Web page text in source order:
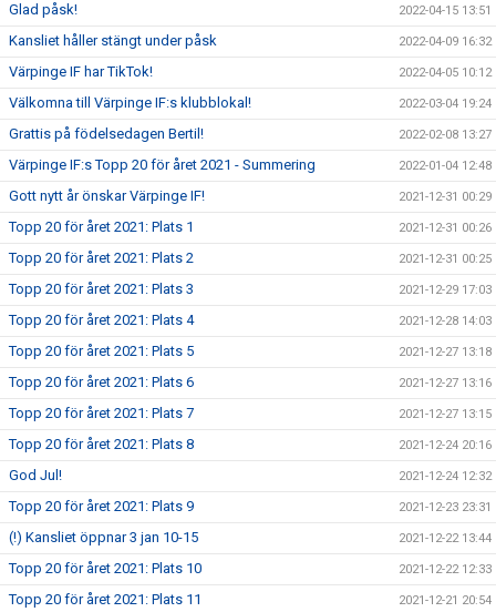
Glad påsk! 2022-04-15 13:51
Kansliet håller stängt under påsk 2022-04-09 16:32
Värpinge IF har TikTok! 2022-04-05 10:12
Välkomna till Värpinge IF:s klubblokal! 2022-03-04 19:24
Grattis på födelsedagen Bertil! 2022-02-08 13:27
Värpinge IF:s Topp 20 för året 2021 - Summering 2022-01-04 12:48
Gott nytt år önskar Värpinge IF! 2021-12-31 00:29
Topp 20 för året 2021: Plats 1 2021-12-31 00:26
Topp 20 för året 2021: Plats 2 2021-12-31 00:25
Topp 20 för året 2021: Plats 3 2021-12-29 17:03
Topp 20 för året 2021: Plats 4 2021-12-28 14:03
Topp 20 för året 2021: Plats 5 2021-12-27 13:18
Topp 20 för året 2021: Plats 6 2021-12-27 13:16
Topp 20 för året 2021: Plats 7 2021-12-27 13:15
Topp 20 för året 2021: Plats 8 2021-12-24 20:16
God Jul! 2021-12-24 12:32
Topp 20 för året 2021: Plats 9 2021-12-23 23:31
(!) Kansliet öppnar 3 jan 10-15 2021-12-22 13:44
Topp 20 för året 2021: Plats 10 2021-12-22 12:33
Topp 20 för året 2021: Plats 11 2021-12-21 20:54